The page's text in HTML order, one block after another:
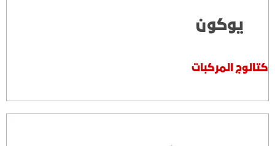
يوكون
كتالوج المركبات